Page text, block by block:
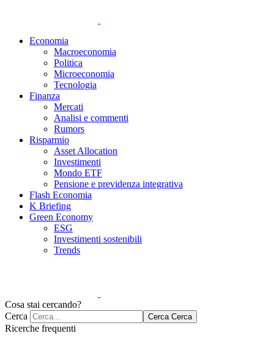
Economia
Macroeconomia
Politica
Microeconomia
Tecnologia
Finanza
Mercati
Analisi e commenti
Rumors
Risparmio
Asset Allocation
Investimenti
Mondo ETF
Pensione e previdenza integrativa
Flash Economia
K Briefing
Green Economy
ESG
Investimenti sostenibili
Trends
Cosa stai cercando?
Cerca
Cerca Cerca
Ricerche frequenti